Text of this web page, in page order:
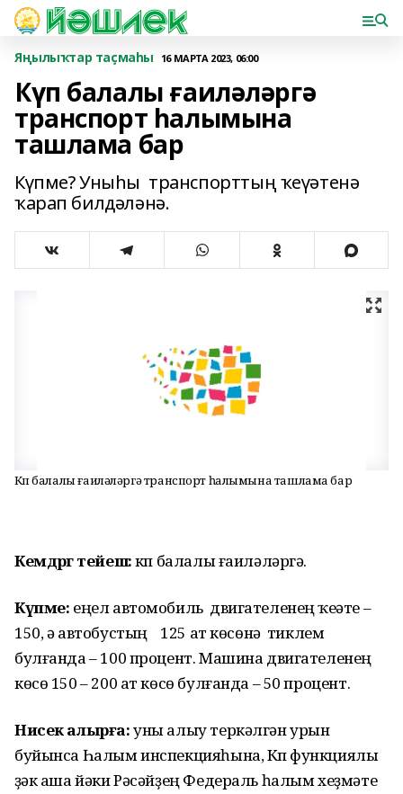
Яңылыҡтар таҫмаһы 16 МАРТА 2023, 06:00
Күп балалы ғаиләләргә
транспорт һалымына
ташлама бар
Күпме? Уныһы транспорттың ҡеүәтенә
ҡарап билдәләнә.
Күп балалы ғаиләләргә транспорт һалымына ташлама бар
Кемдәргә тейеш:күп балалы ғаиләләргә.
Күпме: еңел автомобиль двигателенең ҡеүәте –
150, ә автобустың 125 ат көсөнә тиклем
булғанда – 100 процент. Машина двигателенең
көсө 150 – 200 ат көсө булғанда – 50 процент.
Нисек алырға:уны алыу теркәлгән урын
буйынса Һалым инспекцияһына, Күп функциялы
үҙәк аша йәки Рәсәйҙең Федераль һалым хеҙмәте